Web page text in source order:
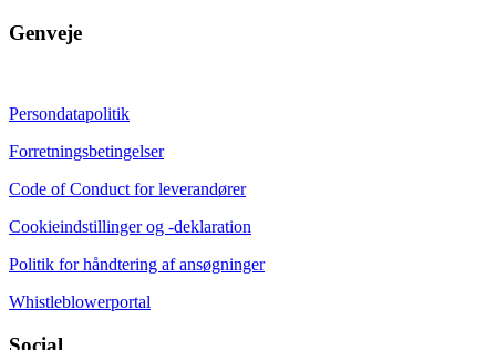
Genveje
Persondatapolitik
Forretningsbetingelser
Code of Conduct for leverandører
Cookieindstillinger og -deklaration
Politik for håndtering af ansøgninger
Whistleblowerportal
Social